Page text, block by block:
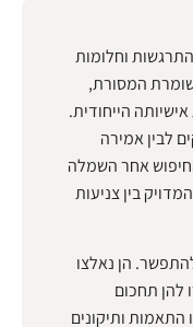
וחלומות
המסורת,
הייחודית.
לבין אמירה
אחר השמלה
בין צניעות
הן נאלצו
להן תחכום
התאמות ותיקונים